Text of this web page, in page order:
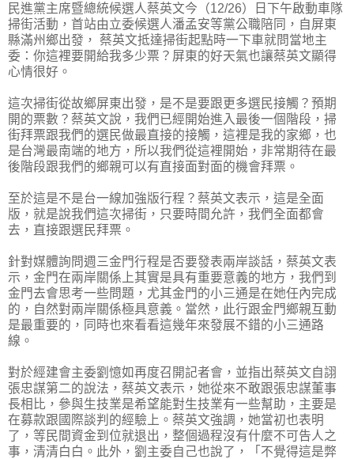
民進黨主席暨總統候選人蔡英文今（12/26）日下午啟動車隊
掃街活動，首站由立委候選人潘孟安等黨公職陪同，自屏東
縣滿州鄉出發， 蔡英文抵達掃街起點時一下車就問當地主
委：你這裡要開給我多少票？屏東的好天氣也讓蔡英文顯得
心情很好。
這次掃街從故鄉屏東出發，是不是要跟更多選民接觸？預期
開的票數？蔡英文說，我們已經開始進入最後一個階段，掃
街拜票跟我們的選民做最直接的接觸，這裡是我的家鄉，也
是台灣最南端的地方，所以我們從這裡開始，非常期待在最
後階段跟我們的鄉親可以有直接面對面的機會拜票。
至於這是不是台一線加強版行程？蔡英文表示，這是全面
版，就是說我們這次掃街，只要時間允許，我們全面都會
去，直接跟選民拜票。
針對媒體詢問週三金門行程是否要發表兩岸談話，蔡英文表
示，金門在兩岸關係上其實是具有重要意義的地方，我們到
金門去會思考一些問題，尤其金門的小三通是在她任內完成
的，自然對兩岸關係極具意義。當然，此行跟金門鄉親互動
是最重要的，同時也來看看這幾年來發展不錯的小三通路
線。
對於經建會主委劉憶如再度召開記者會，並指出蔡英文自詡
張忠謀第二的說法，蔡英文表示，她從來不敢跟張忠謀董事
長相比，參與生技業是希望能對生技業有一些幫助，主要是
在募款跟國際談判的經驗上。蔡英文強調，她當初也表明
了，等民間資金到位就退出，整個過程沒有什麼不可告人之
事，清清白白。此外，劉主委自己也說了，「不覺得這是弊